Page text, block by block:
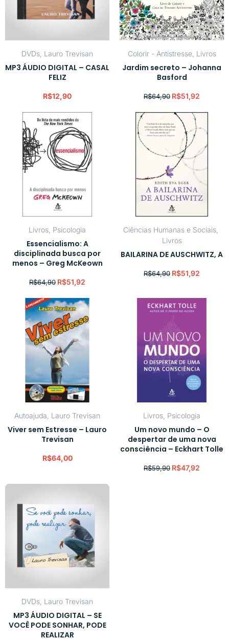
DVDs Lauro Trevisan
MP3 ÁUDIO DIGITAL – CASAL
FELIZ
R$12,90
Colorir - Antistresse, Livros
Jardim secreto – Johanna
Basford
R$64,90 R$51,92
Livros Psicologia
Essencialismo: A
disciplinada busca por
menos – Greg McKeown
R$64,90 R$51,92
Ciências Humanas e Sociais
Livros
BAILARINA DE AUSCHWITZ, A
R$64,90 R$51,92
Autoajuda Lauro Trevisan
Viver sem Estresse – Lauro
Trevisan
R$64,00
Livros Psicologia
Um novo mundo – O
despertar de uma nova
consciência – Eckhart Tolle
R$59,90 R$47,92
DVDs Lauro Trevisan
MP3 ÁUDIO DIGITAL – SE
VOCÊ PODE SONHAR, PODE
REALIZAR